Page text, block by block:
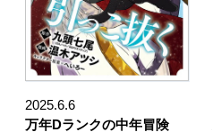
2025.6.6
万年Dランクの中年冒険